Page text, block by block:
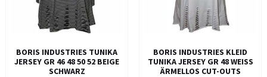
BORIS INDUSTRIES TUNIKA
JERSEY GR 46 48 50 52 BEIGE
SCHWARZ
BORIS INDUSTRIES KLEID
TUNIKA JERSEY GR 48 WEISS Ä
RMELLOS CUT-OUTS